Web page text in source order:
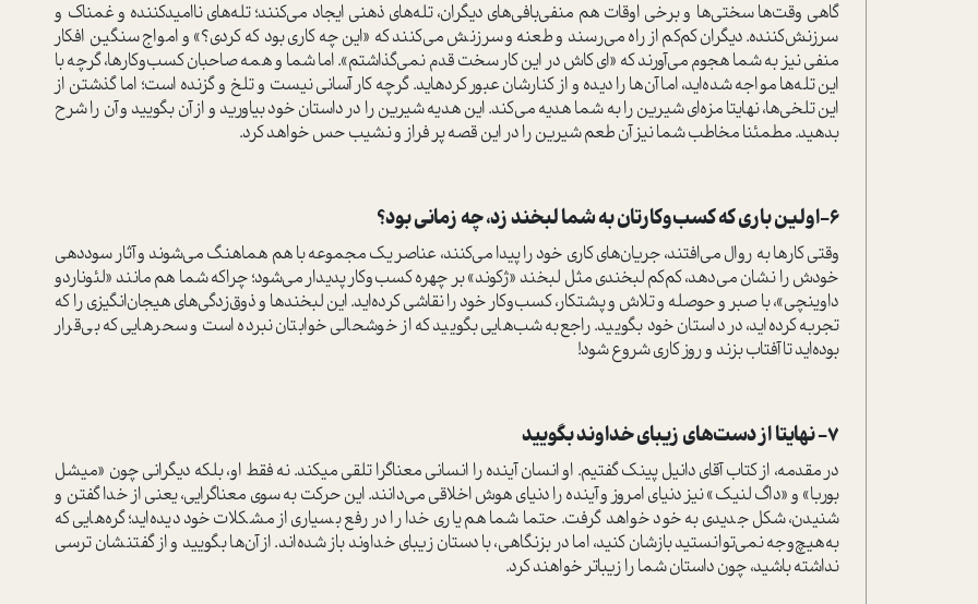
گاهی وقت‌ها سختی‌ها و برخی اوقات هم منفی‌بافی‌های دیگران، تله‌های ذهنی ایجاد می‌کنند؛ تله‌های ناامیدکننده و غمناک و
سرزنش‌کننده. دیگران کم‌کم از راه می‌رسند و طعنه و سرزنش می‌کنند که «این چه کاری بود که کردی؟» و امواج سنگین افکار
منفی نیز به شما هجوم می‌آورند که «ای کاش در این کار سخت قدم نمی‌گذاشتم». اما شما و همه صاحبان کسب‌وکارها، گرچه با
این تله‌ها مواجه شده‌اید، اما آن‌ها را دیده و از کنارشان عبور کرده‎اید. گرچه کار آسانی نیست و تلخ و گزنده است؛ اما گذشتن از
این تلخی‌ها، نهایتا مزه‌ای شیرین را به شما هدیه می‌کند. این هدیه‌ شیرین را در داستان خود بیاورید و از آن بگویید و آن را شرح
بدهید. مطمئنا مخاطب شما نیز آن طعم شیرین را در این قصه‌ پر فراز و نشیب حس خواهد کرد.
6-اولین باری که کسب‌وکارتان به شما لبخند زد، چه زمانی بود؟
وقتی کارها به روال می‌افتند، جریان‌های کاری خود را پیدا می‌کنند، عناصر یک مجموعه با هم هماهنگ می‌شوند و آثار سوددهی
خودش را نشان می‌دهد، کم‌کم لبخندی مثل لبخند «ژکوند» بر چهره‌ کسب‌وکار پدیدار می‌شود؛ چراکه شما هم مانند «لئوناردو
داوینچی»، با صبر و حوصله و تلاش و پشتکار، کسب‌وکار خود را نقاشی کرده‌اید. این لبخندها و ذوق‌زدگی‌های هیجان‌انگیزی را که
تجربه کرده‌اید، در داستان خود بگویید. راجع‌به شب‌هایی بگویید که از خوشحالی خوابتان نبرده است و سحرهایی که بی‌قرار
بوده‌اید تا آفتاب بزند و روز کاری شروع شود!
7- نهایتا از دست‌های زیبای خداوند بگویید
در مقدمه، از کتاب آقای دانیل پینک گفتیم. او انسان آینده را انسانی معناگرا تلقی می‎کند. نه فقط او، بلکه دیگرانی چون «میشل
بوربا» و «داگ لنیک» نیز دنیای امروز و آینده را دنیای هوش اخلاقی می‌دانند. این حرکت به سوی معناگرایی، یعنی از خدا گفتن و
شنیدن، شکل جدیدی به خود خواهد گرفت. حتما شما هم یاری خدا را در رفع بسیاری از مشکلات خود دیده‌اید؛ گره‌هایی که
به‌هیچ‌وجه نمی‌توانستید بازشان کنید، اما در بزنگاهی، با دستان زیبای خداوند باز شده‌اند. از آن‌ها بگویید و از گفتنشان ترسی
نداشته باشید، چون داستان شما را زیباتر خواهند کرد.